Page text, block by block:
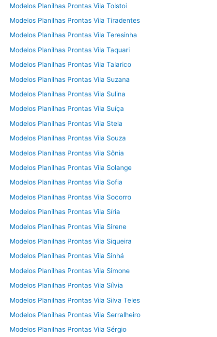
Modelos Planilhas Prontas Vila Tolstoi
Modelos Planilhas Prontas Vila Tiradentes
Modelos Planilhas Prontas Vila Teresinha
Modelos Planilhas Prontas Vila Taquari
Modelos Planilhas Prontas Vila Talarico
Modelos Planilhas Prontas Vila Suzana
Modelos Planilhas Prontas Vila Sulina
Modelos Planilhas Prontas Vila Suíça
Modelos Planilhas Prontas Vila Stela
Modelos Planilhas Prontas Vila Souza
Modelos Planilhas Prontas Vila Sônia
Modelos Planilhas Prontas Vila Solange
Modelos Planilhas Prontas Vila Sofia
Modelos Planilhas Prontas Vila Socorro
Modelos Planilhas Prontas Vila Síria
Modelos Planilhas Prontas Vila Sirene
Modelos Planilhas Prontas Vila Siqueira
Modelos Planilhas Prontas Vila Sinhá
Modelos Planilhas Prontas Vila Simone
Modelos Planilhas Prontas Vila Sílvia
Modelos Planilhas Prontas Vila Silva Teles
Modelos Planilhas Prontas Vila Serralheiro
Modelos Planilhas Prontas Vila Sérgio